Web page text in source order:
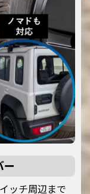
ー
ッチ周辺まで